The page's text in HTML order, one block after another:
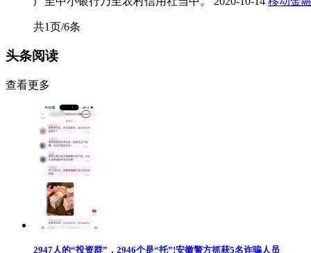
共1页/6条
头条阅读
查看更多
2947人的“投资群”，2946个是“托”!安徽警方抓获5名诈骗人员